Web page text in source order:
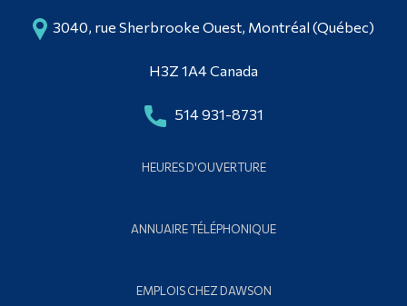
3040, rue Sherbrooke Ouest, Montréal (Québec)
H3Z 1A4 Canada
514 931-8731
HEURES D'OUVERTURE
ANNUAIRE TÉLÉPHONIQUE
EMPLOIS CHEZ DAWSON